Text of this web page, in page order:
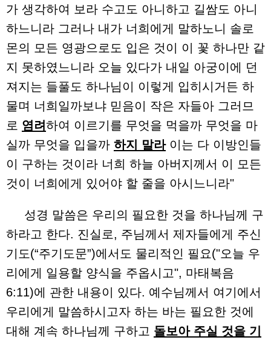
가 생각하여 보라 수고도 아니하고 길쌈도 아니
하느니라 그러나 내가 너희에게 말하노니 솔로
몬의 모든 영광으로도 입은 것이 이 꽃 하나만 같
지 못하였느니라 오늘 있다가 내일 아궁이에 던
져지는 들풀도 하나님이 이렇게 입히시거든 하
물며 너희일까보냐 믿음이 작은 자들아 그러므
로 염려하여 이르기를 무엇을 먹을까 무엇을 마
실까 무엇을 입을까 하지 말라이는 다 이방인들
이 구하는 것이라 너희 하늘 아버지께서 이 모든
것이 너희에게 있어야 할 줄을 아시느니라"
성경 말씀은 우리의 필요한 것을 하나님께 구
하라고 한다. 진실로, 주님께서 제자들에게 주신
기도(“주기도문”)에서도 물리적인 필요("오늘 우
리에게 일용할 양식을 주옵시고", 마태복음
6:11)에 관한 내용이 있다. 예수님께서 여기에서
우리에게 말씀하시고자 하는 바는 필요한 것에
대해 계속 하나님께 구하고 돌보아 주실 것을 기